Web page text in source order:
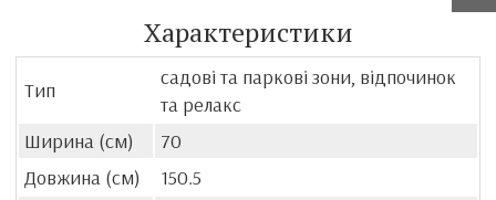
Характеристики
Тип
садові та паркові зони, відпочинок
та релакс
Ширина (см)
70
Довжина (см)
150.5